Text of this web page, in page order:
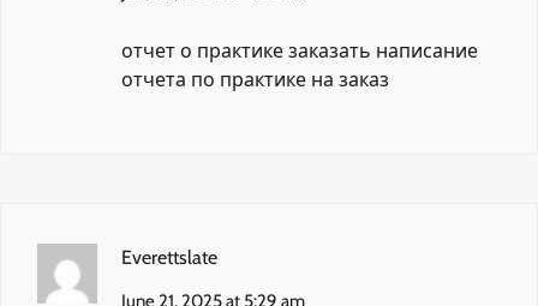
отчет о практике заказать написание
отчета по практике на заказ
Everettslate
June 21, 2025 at 5:29 am